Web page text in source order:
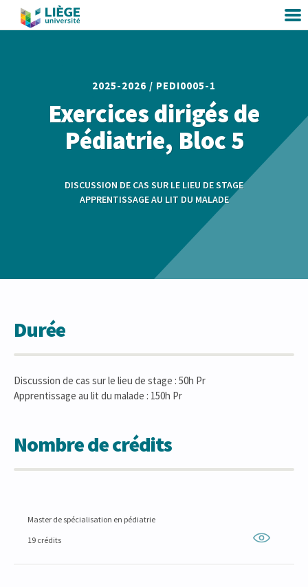
2025-2026 / PEDI0005-1
Exercices dirigés de
Pédiatrie, Bloc 5
DISCUSSION DE CAS SUR LE LIEU DE STAGE
APPRENTISSAGE AU LIT DU MALADE
Durée
Discussion de cas sur le lieu de stage : 50h Pr
Apprentissage au lit du malade : 150h Pr
Nombre de crédits
Master de spécialisation en pédiatrie
19 crédits